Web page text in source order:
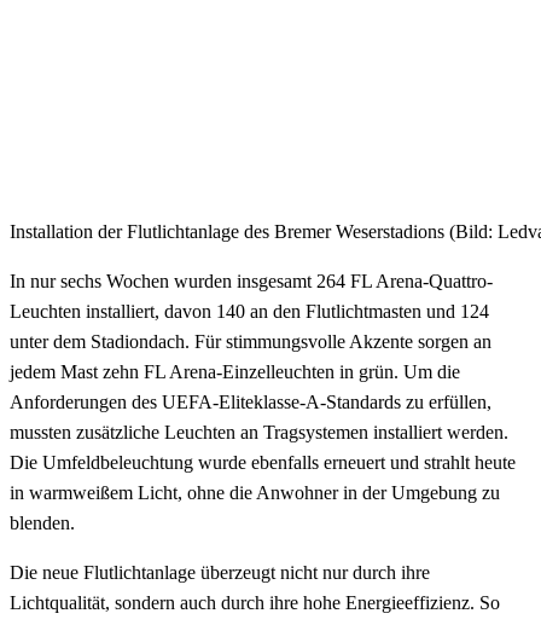
Installation der Flutlichtanlage des Bremer Weserstadions (Bild:
In nur sechs Wochen wurden insgesamt 264 FL Arena-Quattro-
Leuchten installiert, davon 140 an den Flutlichtmasten und 124
unter dem Stadiondach. Für stimmungsvolle Akzente sorgen an
jedem Mast zehn FL Arena-Einzelleuchten in grün. Um die
Anforderungen des UEFA-Eliteklasse-A-Standards zu erfüllen,
mussten zusätzliche Leuchten an Tragsystemen installiert werden.
Die Umfeldbeleuchtung wurde ebenfalls erneuert und strahlt heute
in warmweißem Licht, ohne die Anwohner in der Umgebung zu
blenden.
Die neue Flutlichtanlage überzeugt nicht nur durch ihre
Lichtqualität, sondern auch durch ihre hohe Energieeffizienz. So